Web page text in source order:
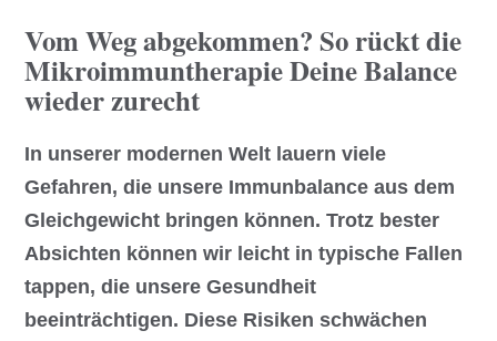
Vom Weg abgekommen? So rückt die
Mikroimmuntherapie Deine Balance
wieder zurecht
In unserer modernen Welt lauern viele
Gefahren, die unsere Immunbalance aus dem
Gleichgewicht bringen können. Trotz bester
Absichten können wir leicht in typische Fallen
tappen, die unsere Gesundheit
beeinträchtigen. Diese Risiken schwächen